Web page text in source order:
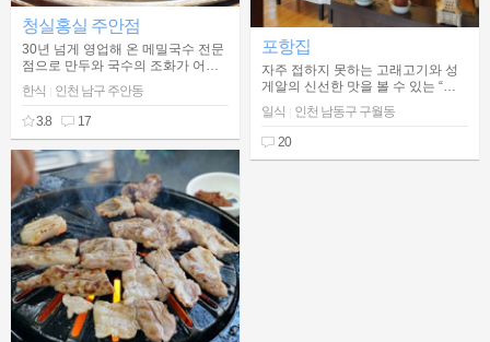
청실홍실 주안점
30년 넘게 영업해 온 메밀국수 전문
점으로 만두와 국수의 조화가 어우
러지는 곳
한식
인천 남구 주안동
3.8
17
포항집
자주 접하지 못하는 고래고기와 성
게알의 신선한 맛을 볼 수 있는 “포
항집”.
일식
인천 남동구 구월동
20